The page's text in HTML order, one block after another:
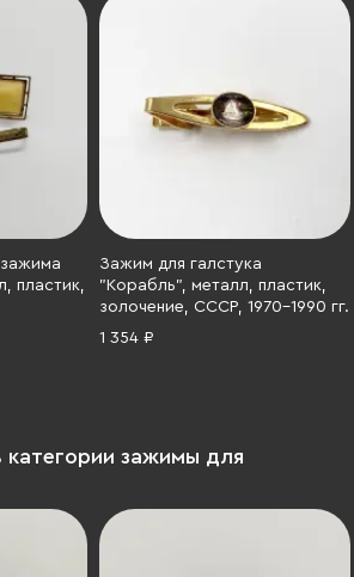
пластик,
Зажим для галстука
"Корабль", металл, пластик,
золочение, СССР, 1970-1990 гг.
1 354 ₽
зажимы для